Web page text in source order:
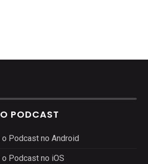
PODCAST
Podcast no Android
Podcast no iOS